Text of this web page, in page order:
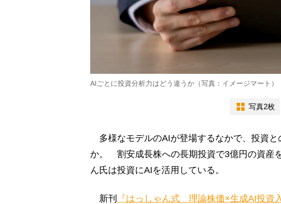
AIごとに投資分析力はどう違うか（写真：イメージマート）
写真2枚
多様なモデルのAIが登場するなかで、投資
か。 割安成長株への長期投資で3億円の資産
ん氏は投資にAIを活用している。
新刊 『はっしゃん式 理論株価×生成AI投資入